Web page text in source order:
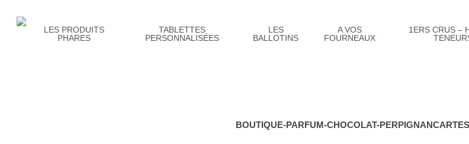
main
content
LES PRODUITS
PHARES
TABLETTES
PERSONNALISÉES
LES
BALLOTINS
A VOS
FOURNEAUX
1ERS CRUS –
BOUTIQUE-PARFUM-CHOCOLAT-